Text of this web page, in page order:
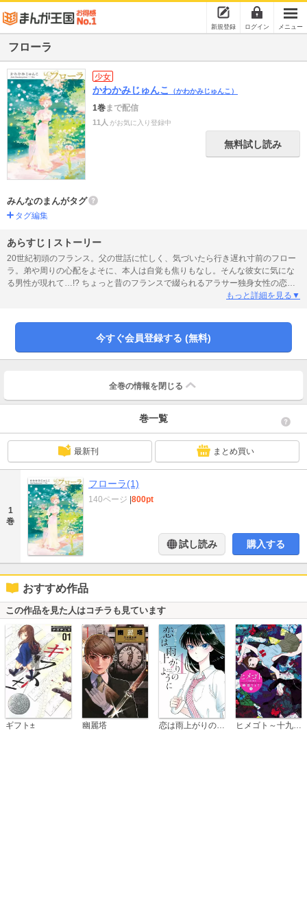
新規登録 ログイン メニュー
フローラ
少女
かわかみじゅんこ （かわかみじゅんこ）
1巻まで配信
11人 がお気に入り登録中
無料試し読み
みんなのまんがタグ
タグ編集
あらすじ | ストーリー
20世紀初頭のフランス。父の世話に忙しく、気づいたら行き遅れ寸前のフロー
ラ。弟や周りの心配をよそに、本人は自覚も焦りもなし。そんな彼女に気にな
る男性が現れて…!? ちょっと昔のフランスで綴られるアラサー独身女性の恋活
もっと詳細を見る▼
今すぐ会員登録する (無料)
全巻の情報を 閉じる
巻一覧
最新刊 まとめ買い
1
巻
フローラ(1)
140ページ 800pt
試し読み 購入する
おすすめ作品
この作品を見た人はコチラも見ています
ギフト± 幽麗塔 恋は雨上がりのように ヒメゴト～十九歳の制服～